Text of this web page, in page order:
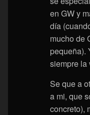
en GW y
día
mucho de
pequeña).
siempre la
Se que a
a mi, que
concreto),